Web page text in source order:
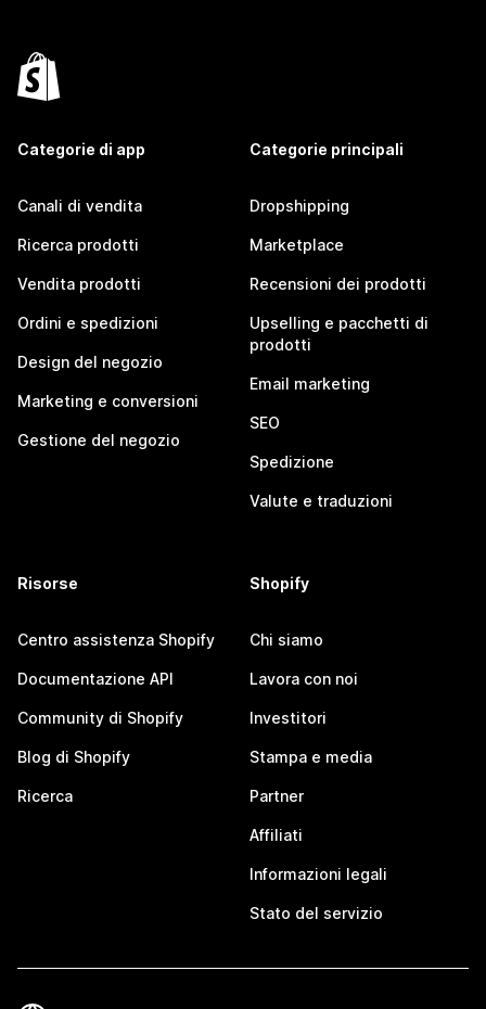
Categorie di app
Canali di vendita
Ricerca prodotti
Vendita prodotti
Ordini e spedizioni
Design del negozio
Marketing e conversioni
Gestione del negozio
Categorie principali
Dropshipping
Marketplace
Recensioni dei prodotti
Upselling e pacchetti di
prodotti
Email marketing
SEO
Spedizione
Valute e traduzioni
Risorse
Centro assistenza Shopify
Documentazione API
Community di Shopify
Blog di Shopify
Ricerca
Shopify
Chi siamo
Lavora con noi
Investitori
Stampa e media
Partner
Affiliati
Informazioni legali
Stato del servizio